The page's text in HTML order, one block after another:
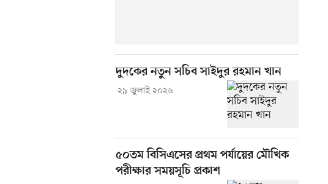
দুদকের নতুন সচিব সাইদুর রহমান খান
২৯ জুলাই ২০২৬
৫০তম বিসিএসের প্রথম পর্যায়ের মৌখিক
পরীক্ষার সময়সূচি প্রকাশ